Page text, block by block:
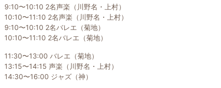
9:10〜10:10 2名声楽（川野名・上村）
10:10〜11:10 2名声楽（川野名・上村）
9:10〜10:10 2名バレエ（菊地）
10:10〜11:10 2名バレエ（菊地）
11:30〜13:00 バレエ（菊地）
13:15〜14:15 声楽（川野名・上村）
14:30〜16:00 ジャズ（神）